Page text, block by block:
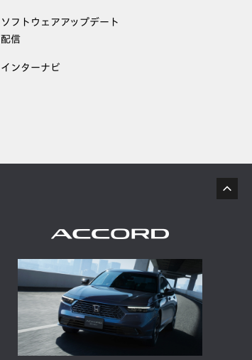
ソフトウェアアップデート
配信
インターナビ